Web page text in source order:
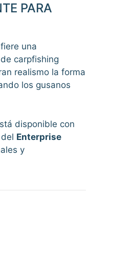
PARA
una
carpfishing
realismo la forma
los gusanos
disponible con
Enterprise
y